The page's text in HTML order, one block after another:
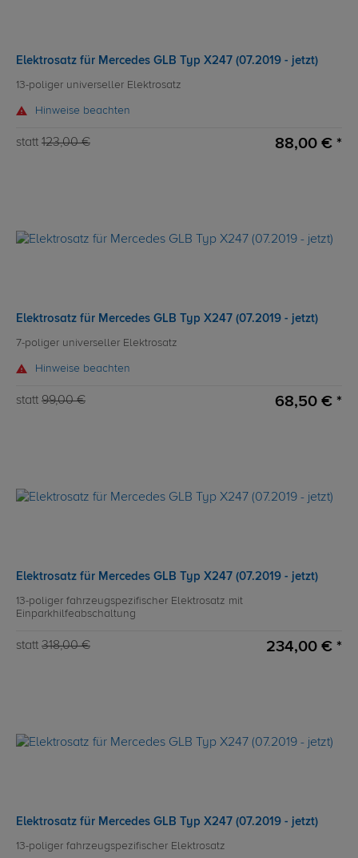
Elektrosatz für Mercedes GLB Typ X247 (07.2019 - jetzt)
13-poliger universeller Elektrosatz
Hinweise beachten
statt 123,00 € 88,00 € *
Elektrosatz für Mercedes GLB Typ X247 (07.2019 - jetzt)
7-poliger universeller Elektrosatz
Hinweise beachten
statt 99,00 € 68,50 € *
Elektrosatz für Mercedes GLB Typ X247 (07.2019 - jetzt)
13-poliger fahrzeugspezifischer Elektrosatz mit
Einparkhilfeabschaltung
statt 318,00 € 234,00 € *
Elektrosatz für Mercedes GLB Typ X247 (07.2019 - jetzt)
13-poliger fahrzeugspezifischer Elektrosatz